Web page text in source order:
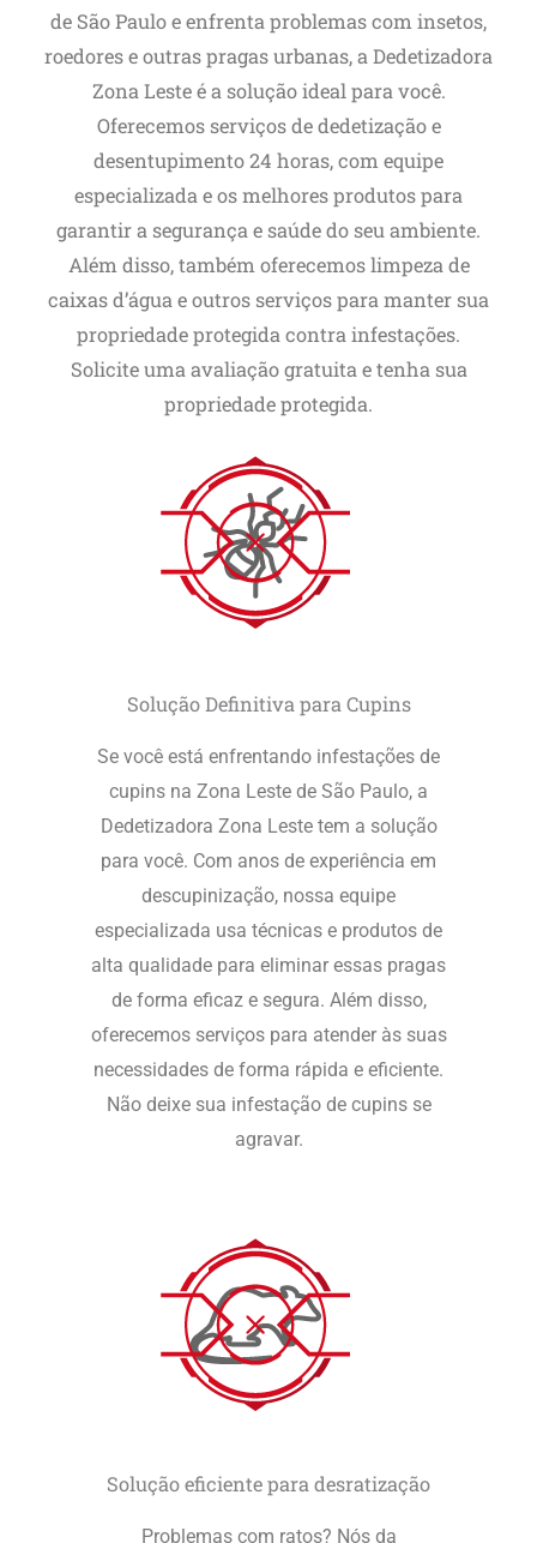
de São Paulo e enfrenta problemas com insetos,
roedores e outras pragas urbanas, a Dedetizadora
Zona Leste é a solução ideal para você.
Oferecemos serviços de dedetização e
desentupimento 24 horas, com equipe
especializada e os melhores produtos para
garantir a segurança e saúde do seu ambiente.
Além disso, também oferecemos limpeza de
caixas d’água e outros serviços para manter sua
propriedade protegida contra infestações.
Solicite uma avaliação gratuita e tenha sua
propriedade protegida.
Solução Definitiva para Cupins
Se você está enfrentando infestações de
cupins na Zona Leste de São Paulo, a
Dedetizadora Zona Leste tem a solução
para você. Com anos de experiência em
descupinização, nossa equipe
especializada usa técnicas e produtos de
alta qualidade para eliminar essas pragas
de forma eficaz e segura. Além disso,
oferecemos serviços para atender às suas
necessidades de forma rápida e eficiente.
Não deixe sua infestação de cupins se
agravar.
Solução eficiente para desratização
Problemas com ratos? Nós da